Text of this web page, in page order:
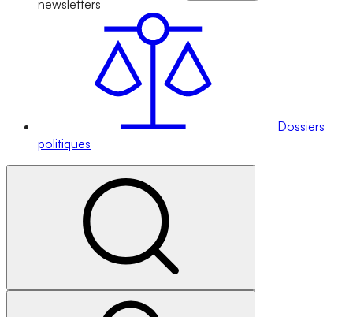
newsletters
Dossiers
politiques